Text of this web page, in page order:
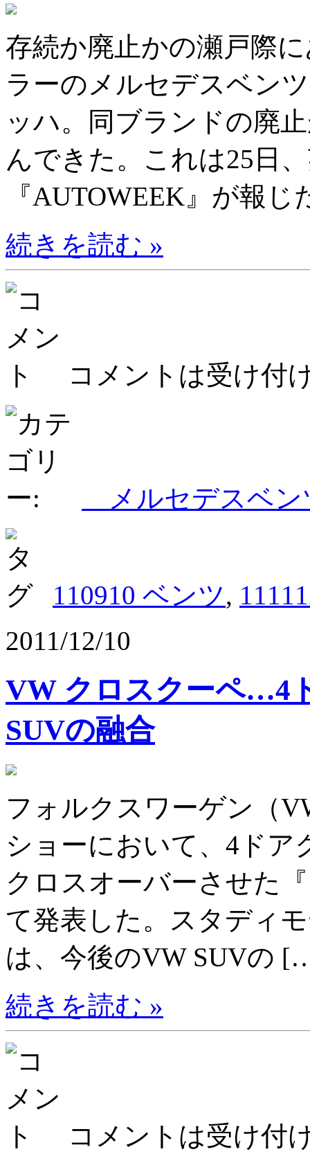
存続か廃止かの瀬戸際
ラーのメルセデスベン
ッハ。同ブランドの廃
んできた。これは25日
『AUTOWEEK』が報
続きを読む »
コメントは受け付
メルセデスベ
110910 ベンツ,
2011/12/10
VW クロスクーペ…4
SUVの融合
フォルクスワーゲン（
ショーにおいて、4ドア
クロスオーバーさせた
て発表した。スタディ
は、今後のVW SUVの
続きを読む »
コメントは受け付